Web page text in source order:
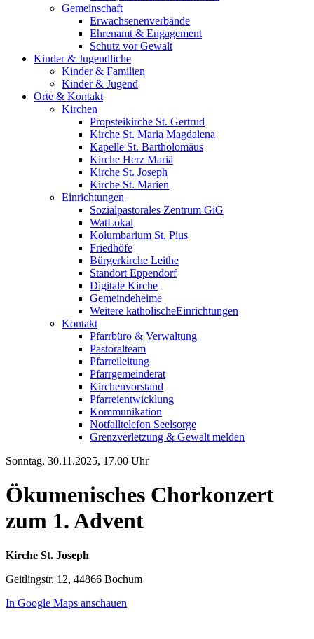
Gemeinschaft
Erwachsenenverbände
Ehrenamt & Engagement
Schutz vor Gewalt
Kinder & Jugendliche
Kinder & Familien
Kinder & Jugend
Orte & Kontakt
Kirchen
Propsteikirche St. Gertrud
Kirche St. Maria Magdalena
Kapelle St. Bartholomäus
Kirche Herz Mariä
Kirche St. Joseph
Kirche St. Marien
Einrichtungen
Sozialpastorales Zentrum GiG
WatLokal
Kolumbarium St. Pius
Friedhöfe
Bürgerkirche Leithe
Standort Eppendorf
Digitale Kirche
Gemeindeheime
Weitere katholische­­Einrichtungen
Kontakt
Pfarrbüro & Verwaltung
Pastoralteam
Pfarreileitung
Pfarrgemeinderat
Kirchenvorstand
Pfarreientwicklung
Kommunikation
Notfalltelefon Seelsorge
Grenzverletzung & Gewalt melden
Sonntag, 30.11.2025, 17.00 Uhr
Ökumenisches Chorkonzert
zum 1. Advent
Kirche St. Joseph
Geitlingstr. 12, 44866 Bochum
In Google Maps anschauen